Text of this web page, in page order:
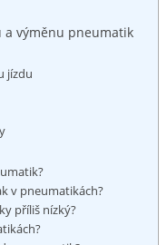
výměnu pneumatik
jízdu
v pneumatikách?
příliš ‌nízký?